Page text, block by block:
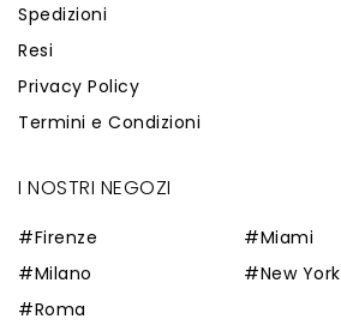
Spedizioni
Resi
Privacy Policy
Termini e Condizioni
I NOSTRI NEGOZI
#Firenze
#Milano
#Roma
#Miami
#New York